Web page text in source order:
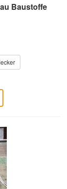
Baustoffe